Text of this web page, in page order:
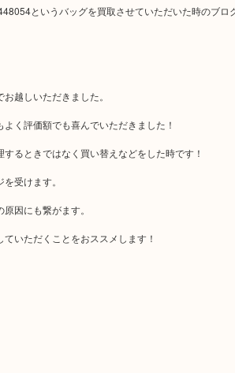
というバッグを買取させていただいた時のブログ
越しいただきました。
く評価額でも喜んでいただきました！
るときではなく買い替えなどをした時です！
受けます。
因にも繋がます。
いただくことをおススメします！